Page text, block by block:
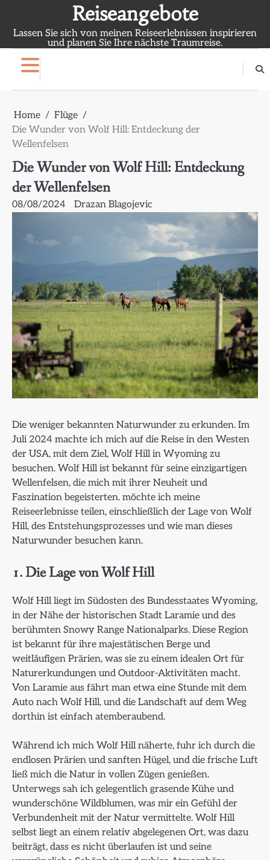
content
Reiseangebote
Lassen Sie sich von meinen Reiseerlebnissen inspirieren
und planen Sie Ihre nächste Traumreise.
Home
Flüge
Die Wunder von Wolf Hill: Entdeckung der
Wellenfelsen
Die Wunder von Wolf Hill: Entdeckung
der Wellenfelsen
08/08/2024 Drazan Blagojevic
Die weniger bekannten Naturwunder zu erkunden. Im
Juli 2024 machte ich mich auf die Reise in den Westen
der USA, mit dem Ziel, Wolf Hill in Wyoming zu
besuchen. Wolf Hill ist bekannt für seine einzigartigen
Wellenfelsen, die mich mit ihrer Neuheit und
Faszination begeisterten. möchte ich meine
Reiseerlebnisse teilen, einschließlich der Lage von Wolf
Hill, des Entstehungsprozesses und wie man dieses
Naturwunder besuchen kann.
1. Die Lage von Wolf Hill
Wolf Hill liegt im Südosten des Bundesstaates Wyoming,
in der Nähe der historischen Stadt Laramie und des
berühmten Snowy Range Nationalparks. Diese Region
ist bekannt für ihre majestätischen Berge und
weitläufigen Prärien, was sie zu einem idealen Ort für
Naturerkundungen und Outdoor-Aktivitäten macht.
Von Laramie aus fährt man etwa eine Stunde mit dem
Auto nach Wolf Hill, und die Landschaft auf dem Weg
dorthin ist einfach atemberaubend.
Während ich mich Wolf Hill näherte, fuhr ich durch die
endlosen Prärien und sanften Hügel, und die frische Luft
ließ mich die Natur in vollen Zügen genießen.
Unterwegs sah ich gelegentlich grasende Kühe und
wunderschöne Wildblumen, was mir ein Gefühl der
Verbundenheit mit der Natur vermittelte. Wolf Hill
selbst liegt an einem relativ abgelegenen Ort, was dazu
beiträgt, dass es nicht überlaufen ist und seine